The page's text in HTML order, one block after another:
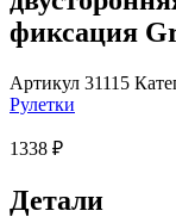
фиксация
Артикул 31115
Рулетки
1338 ₽
Детали